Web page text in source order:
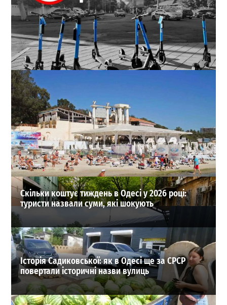
В Одесі згадали про заборону самокатів на Трасі
здоров’я: з серпня обіцяють щотижневі перевірки
0
31-07-2026 в 18:49
ВИБІР РЕДАКЦІЇ
Скільки коштує тиждень в Одесі у 2026 році:
туристи назвали суми, які шокують
Історія Садиковської: як в Одесі ще за СРСР
повертали історичні назви вулиць